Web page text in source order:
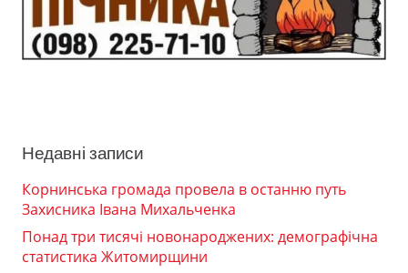
Недавні записи
Корнинська громада провела в останню путь
Захисника Івана Михальченка
Понад три тисячі новонароджених: демографічна
статистика Житомирщини